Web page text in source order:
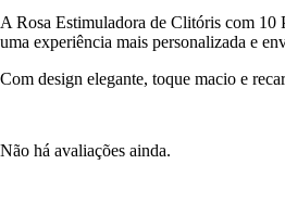
A Rosa Estimuladora de Clitóris com 10
uma experiência mais personalizada e
Com design elegante, toque macio e
Não há avaliações ainda.